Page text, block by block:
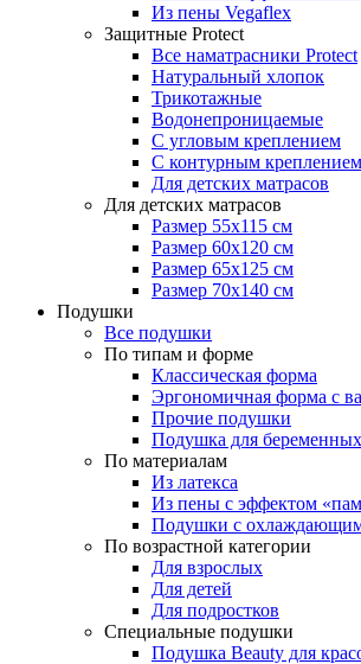
Из пены Vegaflex
Защитные Protect
Все наматрасники Protect
Натуральный хлопок
Трикотажные
Водонепроницаемые
С угловым креплением
С контурным креплением
Для детских матрасов
Для детских матрасов
Размер 55x115 см
Размер 60x120 см
Размер 65x125 см
Размер 70x140 см
Подушки
Все подушки
По типам и форме
Классическая форма
Эргономичная форма с
Прочие подушки
Подушка для беременных
По материалам
Из латекса
Из пены с эффектом
Подушки с
По возрастной категории
Для взрослых
Для детей
Для подростков
Специальные подушки
Подушка Beauty для